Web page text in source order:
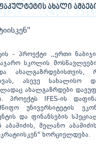
ახალი
- პროექტი ,,ერთი
სკოლის
ასევე სახალისო
ახალგაზრდები
პროექტს IFES-ის
უნივერსიტეტის
და ფინანსების
აბაშიძის, მელანო
ხორციელდება.